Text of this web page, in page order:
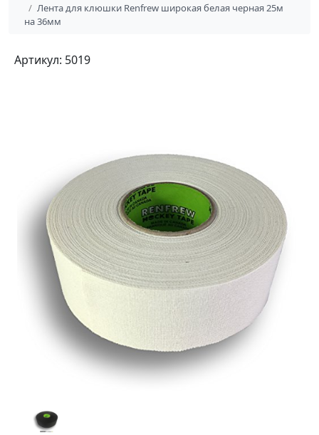
Лента для клюшки Renfrew широкая белая черная 25м
на 36мм
Артикул: 5019